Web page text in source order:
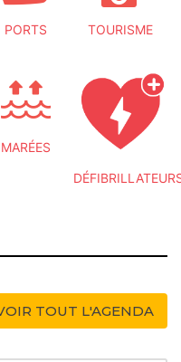
PORTS TOURISME
MARÉES
TOUT L'AGENDA